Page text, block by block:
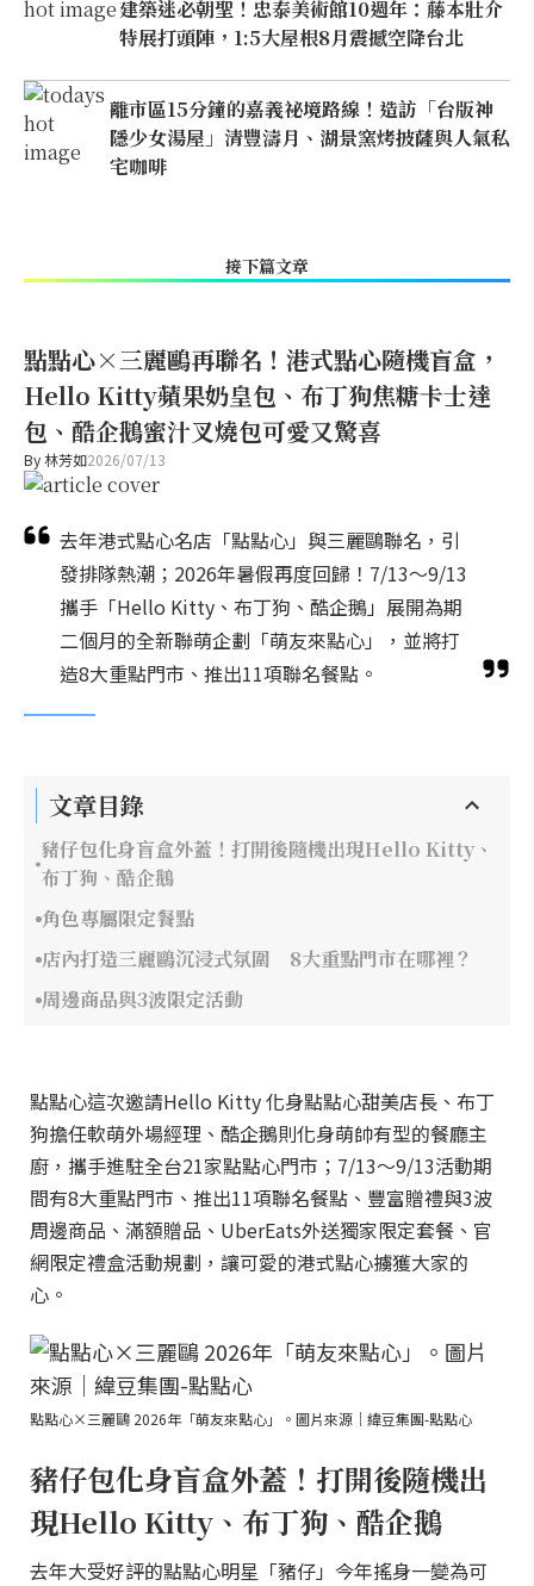
建築迷必朝聖！忠泰美術館10週年：藤本壯介
特展打頭陣，1:5大屋根8月震撼空降台北
離市區15分鐘的嘉義祕境路線！造訪「台版神
隱少女湯屋」清豐濤月、湖景窯烤披薩與人氣私
宅咖啡
接下篇文章
點點心×三麗鷗再聯名！港式點心隨機盲盒，
Hello Kitty蘋果奶皇包、布丁狗焦糖卡士達
包、酷企鵝蜜汁叉燒包可愛又驚喜
By林芳如2026/07/13
去年港式點心名店「點點心」與三麗鷗聯名，引
發排隊熱潮；2026年暑假再度回歸！7/13～9/13
攜手「Hello Kitty、布丁狗、酷企鵝」展開為期
二個月的全新聯萌企劃「萌友來點心」，並將打
造8大重點門市、推出11項聯名餐點。
文章目錄
豬仔包化身盲盒外蓋！打開後隨機出現Hello Kitty、
布丁狗、酷企鵝
角色專屬限定餐點
店內打造三麗鷗沉浸式氛圍 8大重點門市在哪裡？
周邊商品與3波限定活動
點點心這次邀請Hello Kitty 化身點點心甜美店長、布丁
狗擔任軟萌外場經理、酷企鵝則化身萌帥有型的餐廳主
廚，攜手進駐全台21家點點心門市；7/13～9/13活動期
間有8大重點門市、推出11項聯名餐點、豐富贈禮與3波
周邊商品、滿額贈品、UberEats外送獨家限定套餐、官
網限定禮盒活動規劃，讓可愛的港式點心擄獲大家的
心。
點點心×三麗鷗 2026年「萌友來點心」。圖片來源｜緯豆集團-點點心
豬仔包化身盲盒外蓋！打開後隨機出
現Hello Kitty、布丁狗、酷企鵝
去年大受好評的點點心明星「豬仔」今年搖身一變為可